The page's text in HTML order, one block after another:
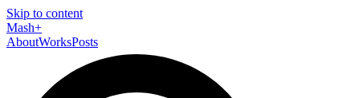
Skip to content
Mash+
AboutWorksPosts